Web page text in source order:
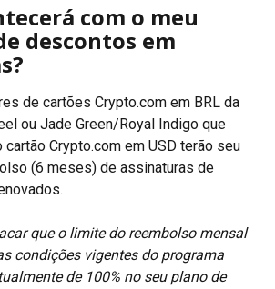
com o meu
descontos em
de cartões Crypto.com em BRL da
ou Jade Green/Royal Indigo que
Crypto.com em USD terão seu
(6 meses) de assinaturas de
que o limite do reembolso mensal
condições vigentes do programa
de 100% no seu plano de